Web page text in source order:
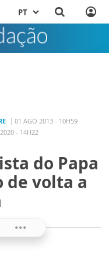
PT
01 AGO 2013 - 10H59
- 14H22
do Papa
de volta a